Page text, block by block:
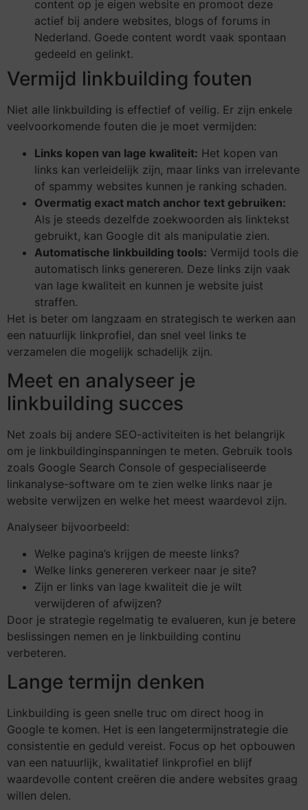
content op je eigen website en promoot deze
actief bij andere websites, blogs of forums in
Nederland. Goede content wordt vaak spontaan
gedeeld en gelinkt.
Vermijd linkbuilding fouten
Niet alle linkbuilding is effectief of veilig. Er zijn enkele
veelvoorkomende fouten die je moet vermijden:
Links kopen van lage kwaliteit: Het kopen van
links kan verleidelijk zijn, maar links van irrelevante
of spammy websites kunnen je ranking schaden.
Overmatig exact match anchor text gebruiken:
Als je steeds dezelfde zoekwoorden als linktekst
gebruikt, kan Google dit als manipulatie zien.
Automatische linkbuilding tools: Vermijd tools die
automatisch links genereren. Deze links zijn vaak
van lage kwaliteit en kunnen je website juist
straffen.
Het is beter om langzaam en strategisch te werken aan
een natuurlijk linkprofiel, dan snel veel links te
verzamelen die mogelijk schadelijk zijn.
Meet en analyseer je
linkbuilding succes
Net zoals bij andere SEO-activiteiten is het belangrijk
om je linkbuildinginspanningen te meten. Gebruik tools
zoals Google Search Console of gespecialiseerde
linkanalyse-software om te zien welke links naar je
website verwijzen en welke het meest waardevol zijn.
Analyseer bijvoorbeeld:
Welke pagina’s krijgen de meeste links?
Welke links genereren verkeer naar je site?
Zijn er links van lage kwaliteit die je wilt
verwijderen of afwijzen?
Door je strategie regelmatig te evalueren, kun je betere
beslissingen nemen en je linkbuilding continu
verbeteren.
Lange termijn denken
Linkbuilding is geen snelle truc om direct hoog in
Google te komen. Het is een langetermijnstrategie die
consistentie en geduld vereist. Focus op het opbouwen
van een natuurlijk, kwalitatief linkprofiel en blijf
waardevolle content creëren die andere websites graag
willen delen.